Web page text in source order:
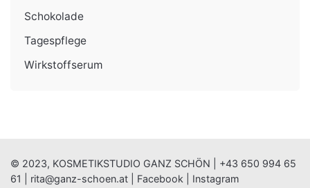
Schokolade
Tagespflege
Wirkstoffserum
© 2023, KOSMETIKSTUDIO GANZ SCHÖN | +43 650 994 65
61
rita@ganz-schoen.at Facebook Instagram